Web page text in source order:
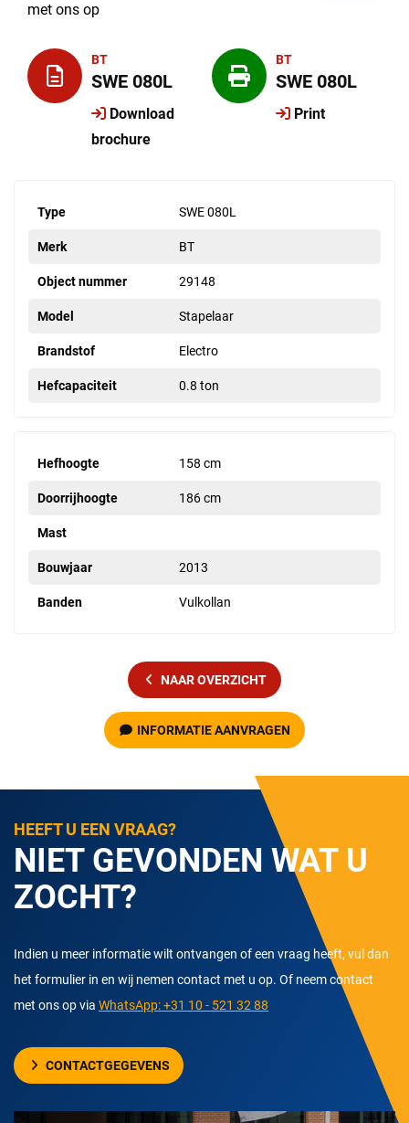
met ons op
BT
SWE 080L
Download
brochure
BT
SWE 080L
Print
Type SWE 080L
Merk BT
Object nummer 29148
Model Stapelaar
Brandstof Electro
Hefcapaciteit 0.8 ton
Hefhoogte 158 cm
Doorrijhoogte 186 cm
Mast
Bouwjaar 2013
Banden Vulkollan
NAAR OVERZICHT
INFORMATIE AANVRAGEN
HEEFT U EEN VRAAG?
NIET GEVONDEN WAT U
ZOCHT?
Indien u meer informatie wilt ontvangen of een vraag heeft, vul dan
het formulier in en wij nemen contact met u op. Of neem contact
met ons op via WhatsApp: +31 10 - 521 32 88
CONTACTGEGEVENS